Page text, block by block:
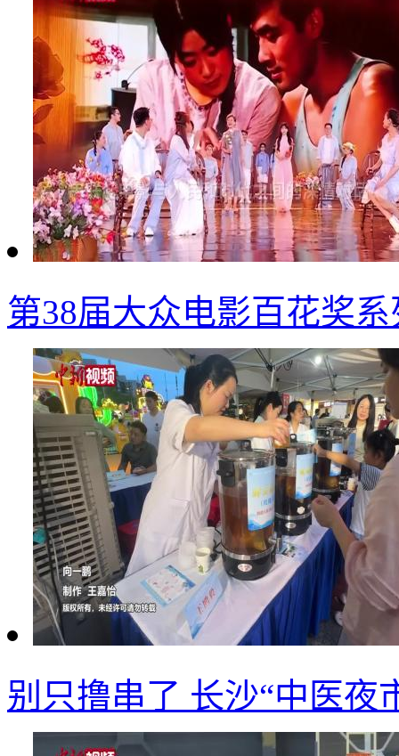
第38届大众电影百花奖
别只撸串了 长沙“中医夜